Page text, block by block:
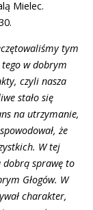
Mielec.
tym
w dobrym
czyli nasza
stało się
na utrzymanie,
że
W tej
sprawę to
Głogów. W
charakter,